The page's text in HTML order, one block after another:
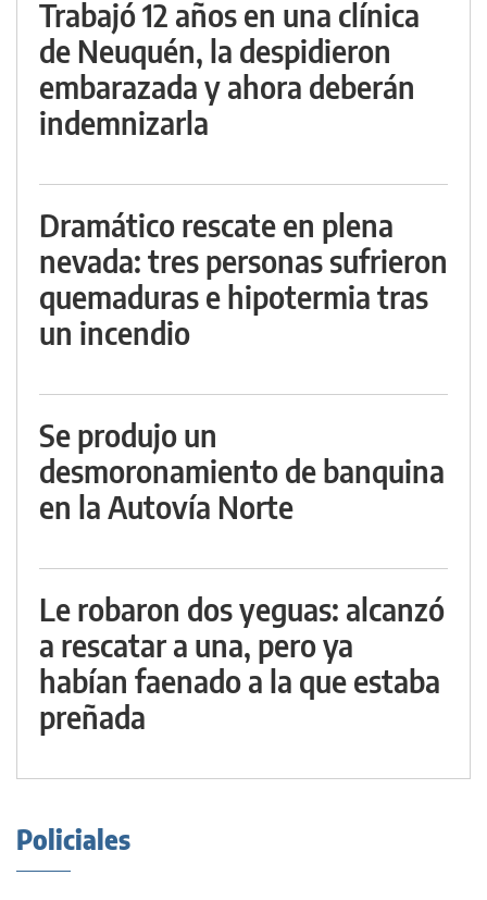
Trabajó 12 años en una clínica
de Neuquén, la despidieron
embarazada y ahora deberán
indemnizarla
Dramático rescate en plena
nevada: tres personas sufrieron
quemaduras e hipotermia tras
un incendio
Se produjo un
desmoronamiento de banquina
en la Autovía Norte
Le robaron dos yeguas: alcanzó
a rescatar a una, pero ya
habían faenado a la que estaba
preñada
Policiales